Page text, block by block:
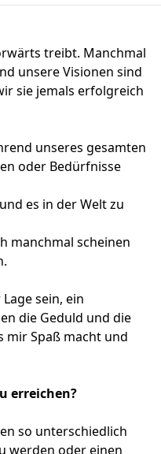
treibt. Manchmal
unsere Visionen sind
sie jemals erfolgreich
unseres gesamten
oder Bedürfnisse
es in der Welt zu
manchmal scheinen
sein, ein
die Geduld und die
mir Spaß macht und
erreichen?
so unterschiedlich
werden oder einen